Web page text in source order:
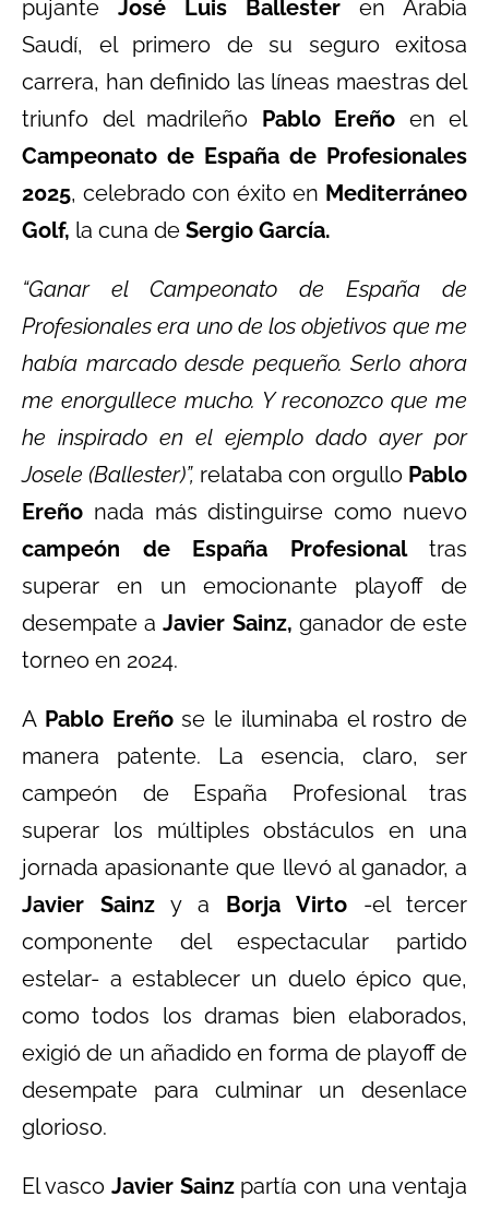
pujante José Luis Ballester en Arabia
Saudí, el primero de su seguro exitosa
carrera, han definido las líneas maestras del
triunfo del madrileño Pablo Ereño en el
Campeonato de España de Profesionales
2025, celebrado con éxito en Mediterráneo
Golf, la cuna de Sergio García.
“Ganar el Campeonato de España de
Profesionales era uno de los objetivos que me
había marcado desde pequeño. Serlo ahora
me enorgullece mucho. Y reconozco que me
he inspirado en el ejemplo dado ayer por
Josele (Ballester)”, relataba con orgullo Pablo
Ereño nada más distinguirse como nuevo
campeón de España Profesionaltras
superar en un emocionante playoff de
desempate aJavier Sainz, ganador de este
torneo en 2024.
A Pablo Ereñose le iluminaba el rostro de
manera patente. La esencia, claro, ser
campeón de España Profesional tras
superar los múltiples obstáculos en una
jornada apasionante que llevó al ganador, a
Javier Sainz y a Borja Virto -el tercer
componente del espectacular partido
estelar- a establecer un duelo épico que,
como todos los dramas bien elaborados,
exigió de un añadido en forma de playoff de
desempate para culminar un desenlace
glorioso.
El vasco Javier Sainzpartía con una ventaja